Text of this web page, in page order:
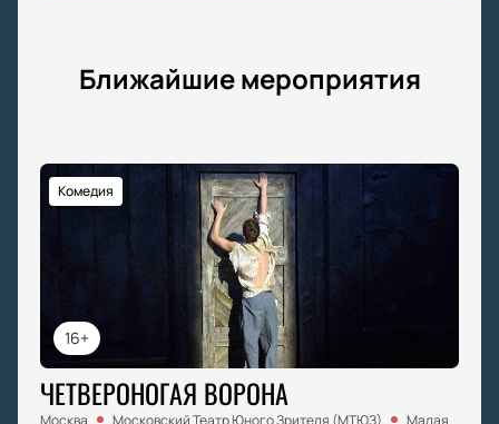
Ближайшие мероприятия
16+
Комедия
ЧЕТВЕРОНОГАЯ ВОРОНА